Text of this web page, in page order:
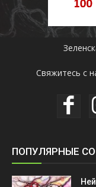
Свяжитесь с
ПОПУЛЯРНЫЕ